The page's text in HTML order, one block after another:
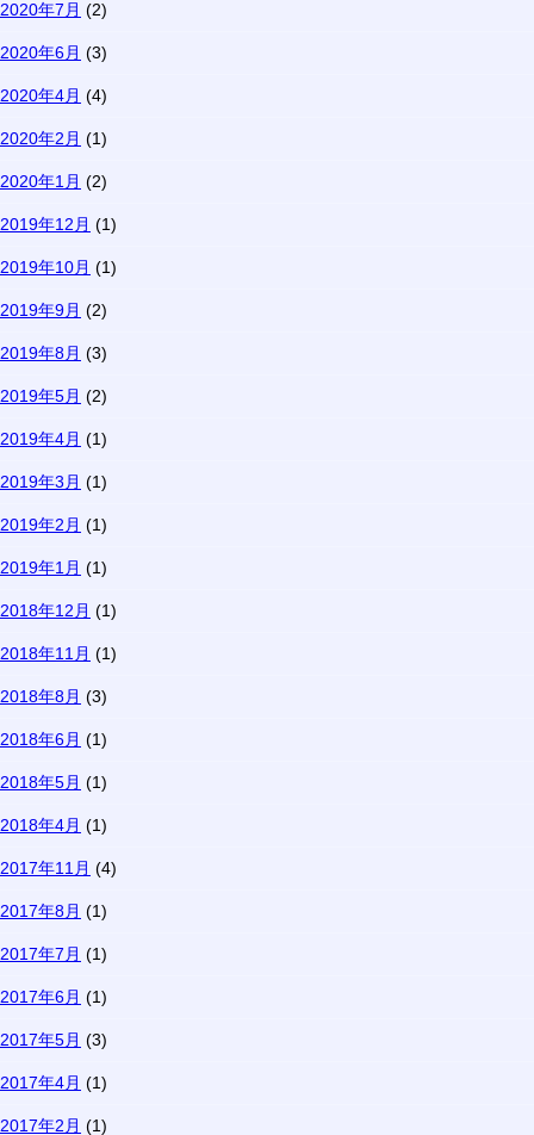
2020年7月 (2)
2020年6月 (3)
2020年4月 (4)
2020年2月 (1)
2020年1月 (2)
2019年12月 (1)
2019年10月 (1)
2019年9月 (2)
2019年8月 (3)
2019年5月 (2)
2019年4月 (1)
2019年3月 (1)
2019年2月 (1)
2019年1月 (1)
2018年12月 (1)
2018年11月 (1)
2018年8月 (3)
2018年6月 (1)
2018年5月 (1)
2018年4月 (1)
2017年11月 (4)
2017年8月 (1)
2017年7月 (1)
2017年6月 (1)
2017年5月 (3)
2017年4月 (1)
2017年2月 (1)